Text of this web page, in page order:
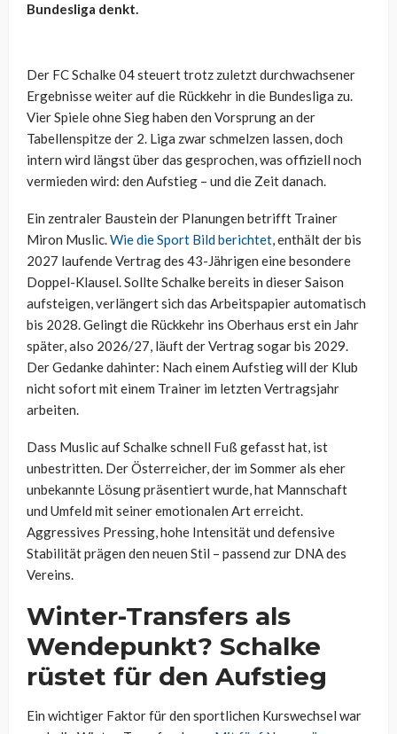
Bundesliga denkt.
Der FC Schalke 04 steuert trotz zuletzt durchwachsener
Ergebnisse weiter auf die Rückkehr in die Bundesliga zu.
Vier Spiele ohne Sieg haben den Vorsprung an der
Tabellenspitze der 2. Liga zwar schmelzen lassen, doch
intern wird längst über das gesprochen, was offiziell noch
vermieden wird: den Aufstieg – und die Zeit danach.
Ein zentraler Baustein der Planungen betrifft Trainer
Miron Muslic.Wie die Sport Bild berichtet, enthält der bis
2027 laufende Vertrag des 43-Jährigen eine besondere
Doppel-Klausel. Sollte Schalke bereits in dieser Saison
aufsteigen, verlängert sich das Arbeitspapier automatisch
bis 2028. Gelingt die Rückkehr ins Oberhaus erst ein Jahr
später, also 2026/27, läuft der Vertrag sogar bis 2029.
Der Gedanke dahinter: Nach einem Aufstieg will der Klub
nicht sofort mit einem Trainer im letzten Vertragsjahr
arbeiten.
Dass Muslic auf Schalke schnell Fuß gefasst hat, ist
unbestritten. Der Österreicher, der im Sommer als eher
unbekannte Lösung präsentiert wurde, hat Mannschaft
und Umfeld mit seiner emotionalen Art erreicht.
Aggressives Pressing, hohe Intensität und defensive
Stabilität prägen den neuen Stil – passend zur DNA des
Vereins.
Winter-Transfers als
Wendepunkt? Schalke
rüstet für den Aufstieg
Ein wichtiger Faktor für den sportlichen Kurswechsel war